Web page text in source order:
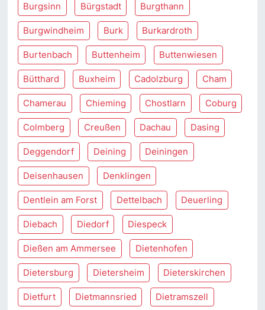
Burgsinn Bürgstadt Burgthann
Burgwindheim Burk Burkardroth
Burtenbach Buttenheim Buttenwiesen
Bütthard Buxheim Cadolzburg Cham
Chamerau Chieming Chostlarn Coburg
Colmberg Creußen Dachau Dasing
Deggendorf Deining Deiningen
Deisenhausen Denklingen
Dentlein am Forst Dettelbach Deuerling
Diebach Diedorf Diespeck
Dießen am Ammersee Dietenhofen
Dietersburg Dietersheim Dieterskirchen
Dietfurt Dietmannsried Dietramszell